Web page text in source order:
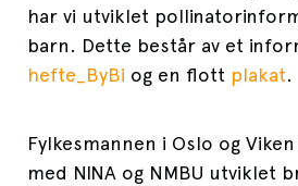
har vi utviklet
barn. Dette består av et
hefte_ByBi og en flott plakat.
Fylkesmannen i Oslo og
med NINA og NMBU utviklet